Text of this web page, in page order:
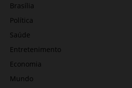
Brasília
Política
Saúde
Entretenimento
Economia
Mundo